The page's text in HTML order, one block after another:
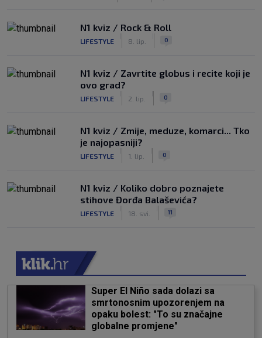
N1 kviz / Rock & Roll
LIFESTYLE 8. lip. 0
N1 kviz / Zavrtite globus i recite koji je
ovo grad?
LIFESTYLE 2. lip. 0
N1 kviz / Zmije, meduze, komarci... Tko
je najopasniji?
LIFESTYLE 1. lip. 0
N1 kviz / Koliko dobro poznajete
stihove Đorđa Balaševića?
LIFESTYLE 18. svi. 11
Super El Niño sada dolazi sa
smrtonosnim upozorenjem na
opaku bolest: "To su značajne
globalne promjene"